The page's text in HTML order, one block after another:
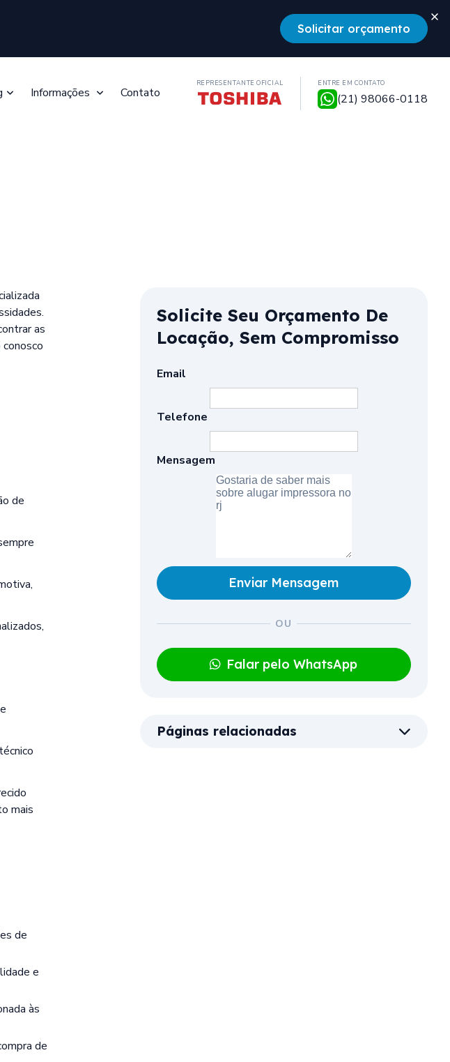
Solicitar orçamento
Informações Contato
REPRESENTANTE OFICIAL ENTRE EM CONTATO
(21) 98066-0118
as
de
mais
Solicite Seu Orçamento De
Locação, Sem Compromisso
Email
Telefone
Mensagem
Enviar Mensagem
Falar pelo WhatsApp
Páginas relacionadas